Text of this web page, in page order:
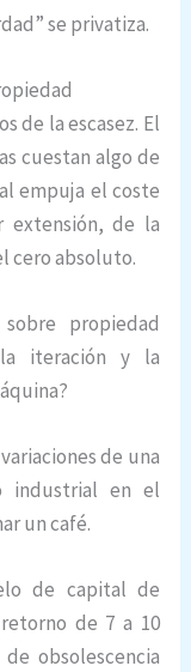
se privatiza.
de la escasez. El
cuestan algo de
empuja el coste
extensión, de la
cero absoluto.
propiedad
iteración y la
de una
industrial en el
un café.
de capital de
de 7 a 10
obsolescencia